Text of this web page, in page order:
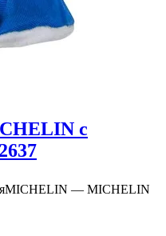
с
MICHELIN — MICHELIN